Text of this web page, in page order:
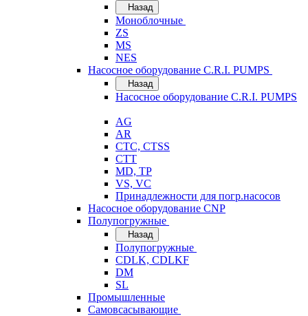
Назад
Моноблочные
ZS
MS
NES
Насосное оборудование C.R.I. PUMPS
Назад
Насосное оборудование C.R.I. PUMPS
AG
AR
CTC, CTSS
CTT
MD, TP
VS, VC
Принадлежности для погр.насосов
Насосное оборудование CNP
Полупогружные
Назад
Полупогружные
CDLK, CDLKF
DM
SL
Промышленные
Самовсасывающие